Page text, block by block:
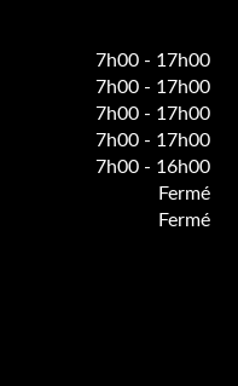
7h00 - 17h00
7h00 - 17h00
7h00 - 17h00
7h00 - 17h00
7h00 - 16h00
Fermé
Fermé